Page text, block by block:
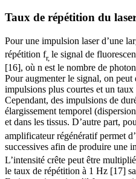
Taux de répétition du
Pour une impulsion laser d’une
répétition fr, le signal de
[16], où n est le nombre de
Pour augmenter le signal, on peut
impulsions plus courtes et un
Cependant, des impulsions de
élargissement temporel
et dans les tissus. D’autre part,
amplificateur régénératif permet
successives afin de produire une
L’intensité crête peut être
le taux de répétition à 1 Hz [17]